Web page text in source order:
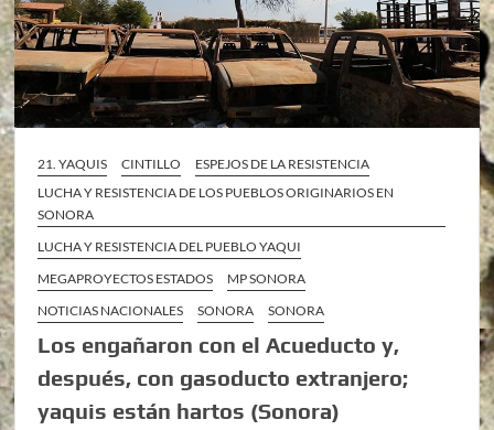
21. YAQUIS CINTILLO
ESPEJOS DE LA RESISTENCIA
LUCHA Y RESISTENCIA DE LOS PUEBLOS ORIGINARIOS EN
SONORA
LUCHA Y RESISTENCIA DEL PUEBLO YAQUI
MEGAPROYECTOS ESTADOS
MP SONORA
NOTICIAS NACIONALES
SONORA SONORA
Los engañaron con el Acueducto y,
después, con gasoducto extranjero;
yaquis están hartos (Sonora)